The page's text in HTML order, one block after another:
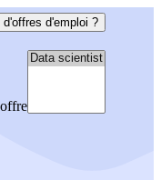
d'emploi ?